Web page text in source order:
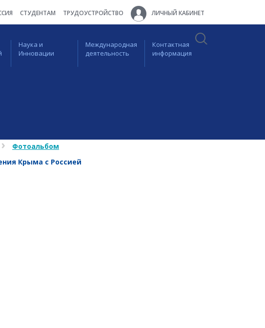
СТУДЕНТАМ ТРУДОУСТРОЙСТВО ЛИЧНЫЙ КАБИНЕТ
Наука и
Инновации
Международная
деятельность
Контактная
информация
Фотоальбом
Крыма с Россией